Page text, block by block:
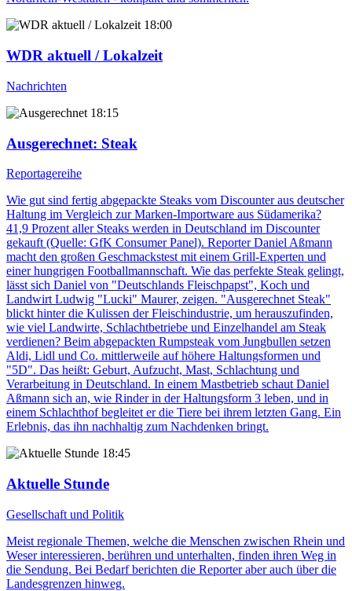
18:00
WDR aktuell / Lokalzeit
Nachrichten
18:15
Ausgerechnet: Steak
Reportagereihe
Wie gut sind fertig abgepackte Steaks vom Discounter aus deutscher
Haltung im Vergleich zur Marken-Importware aus Südamerika?
41,9 Prozent aller Steaks werden in Deutschland im Discounter
gekauft (Quelle: GfK Consumer Panel). Reporter Daniel Aßmann
macht den großen Geschmackstest mit einem Grill-Experten und
einer hungrigen Footballmannschaft. Wie das perfekte Steak gelingt,
lässt sich Daniel von "Deutschlands Fleischpapst", Koch und
Landwirt Ludwig "Lucki" Maurer, zeigen. "Ausgerechnet Steak"
blickt hinter die Kulissen der Fleischindustrie, um herauszufinden,
wie viel Landwirte, Schlachtbetriebe und Einzelhandel am Steak
verdienen? Beim abgepackten Rumpsteak vom Jungbullen setzen
Aldi, Lidl und Co. mittlerweile auf höhere Haltungsformen und
"5D". Das heißt: Geburt, Aufzucht, Mast, Schlachtung und
Verarbeitung in Deutschland. In einem Mastbetrieb schaut Daniel
Aßmann sich an, wie Rinder in der Haltungsform 3 leben, und in
einem Schlachthof begleitet er die Tiere bei ihrem letzten Gang. Ein
Erlebnis, das ihn nachhaltig zum Nachdenken bringt.
18:45
Aktuelle Stunde
Gesellschaft und Politik
Meist regionale Themen, welche die Menschen zwischen Rhein und
Weser interessieren, berühren und unterhalten, finden ihren Weg in
die Sendung. Bei Bedarf berichten die Reporter aber auch über die
Landesgrenzen hinweg.